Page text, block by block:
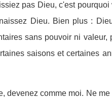
pas Dieu, c'est
Dieu. Bien plus :
sans pouvoir ni
saisons et certaines
devenez comme moi. Ne